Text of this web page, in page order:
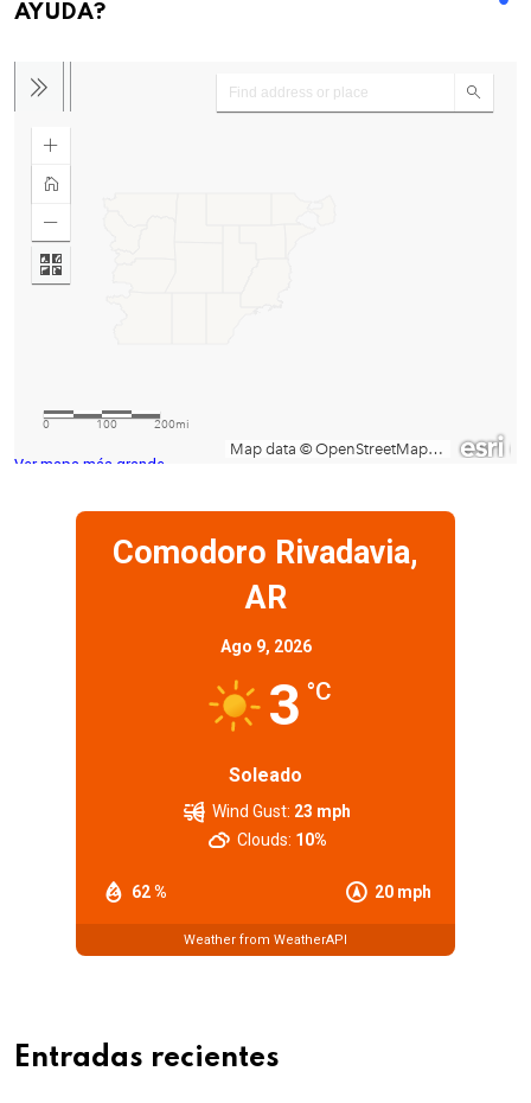
AYUDA?
Ver mapa más grande
Comodoro Rivadavia,
AR
Ago 9, 2026
3 °C
Soleado
62 % 20 mph
Wind Gust: 23 mph
Clouds: 10%
Weather from WeatherAPI
Entradas recientes